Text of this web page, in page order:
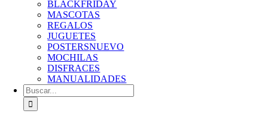
BLACKFRIDAY
MASCOTAS
REGALOS
JUGUETES
POSTERSNUEVO
MOCHILAS
DISFRACES
MANUALIDADES
Buscar: